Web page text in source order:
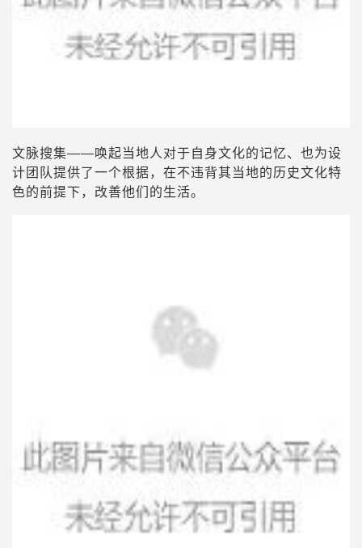
文脉搜集——唤起当地人对于自身文化的记忆、也为设
计团队提供了一个根据，在不违背其当地的历史文化特
色的前提下，改善他们的生活。